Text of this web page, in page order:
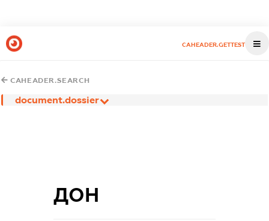
CAHEADER.GETTEST
CAHEADER.SEARCH
document.dossier
ДОН